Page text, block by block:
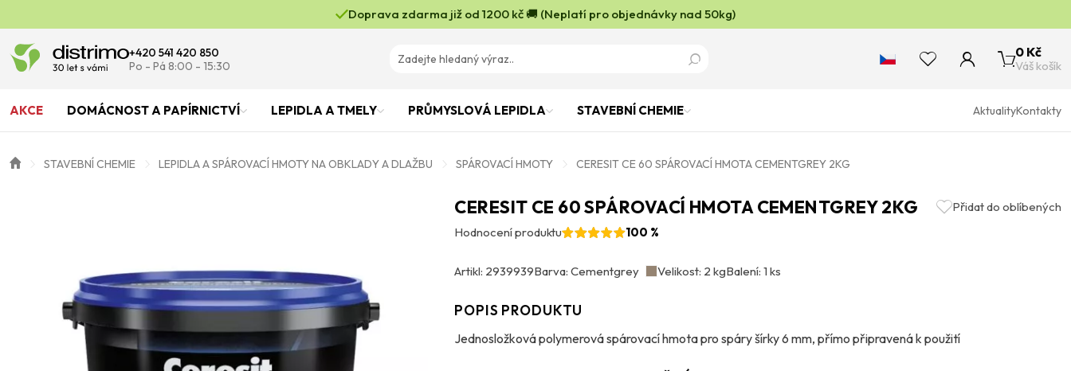
Doprava zdarma již od 1200 kč 🚚 (Neplatí pro objednávky nad 50kg)
+420 541 420 850
Po - Pá 8:00 - 15:30
0 Kč
Váš košík
AKCE DOMÁCNOST A PAPÍRNICTVÍ LEPIDLA A TMELY PRŮMYSLOVÁ LEPIDLA STAVEBNÍ CHEMIE AktualityKontakty
STAVEBNÍ CHEMIE LEPIDLA A SPÁROVACÍ HMOTY NA OBKLADY A DLAŽBU SPÁROVACÍ HMOTY CERESIT CE 60 SPÁROVACÍ HMOTA CEMENTGREY 2KG
CERESIT CE 60 SPÁROVACÍ HMOTA CEMENTGREY 2KG
Přidat do oblíbených
Hodnocení produktu
100 %
Artikl: 2939939Barva: Cementgrey Velikost: 2 kgBalení: 1 ks
POPIS PRODUKTU
Jednosložková polymerová spárovací hmota pro spáry šírky 6 mm, přímo připravená k použití